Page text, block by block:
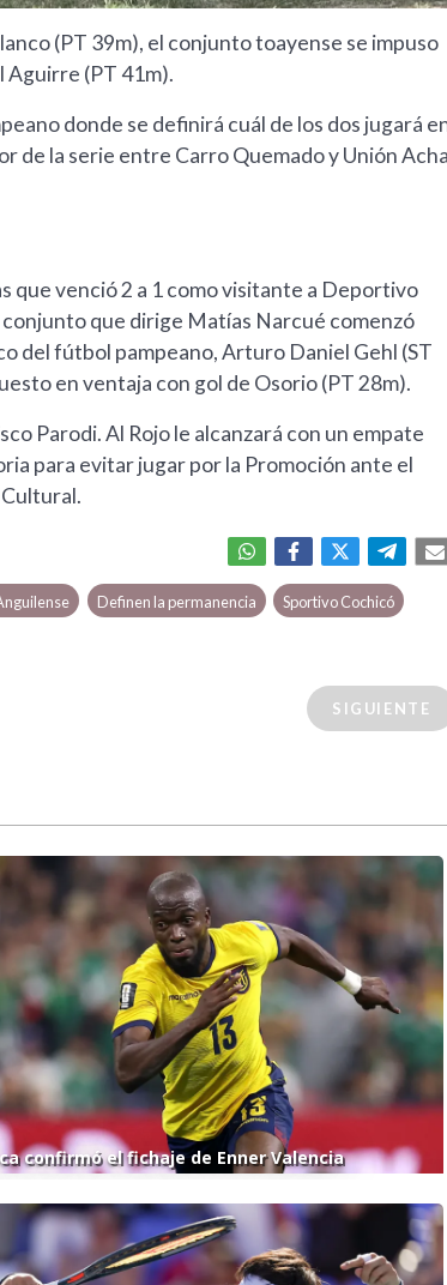
(PT 39m), el conjunto toayense se impuso
Aguirre (PT 41m).
donde se definirá cuál de los dos jugará
de la serie entre Carro Quemado y Unión
venció 2 a 1 como visitante a Deportivo
que dirige Matías Narcué comenzó
del fútbol pampeano, Arturo Daniel Gehl (ST
en ventaja con gol de Osorio (PT 28m).
Parodi. Al Rojo le alcanzará con un empate
para evitar jugar por la Promoción ante el
Definen la permanencia Sportivo Cochicó
SIGUIENTE
confirmó el fichaje de Enner Valencia